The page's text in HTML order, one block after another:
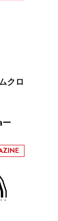
クロ
ー